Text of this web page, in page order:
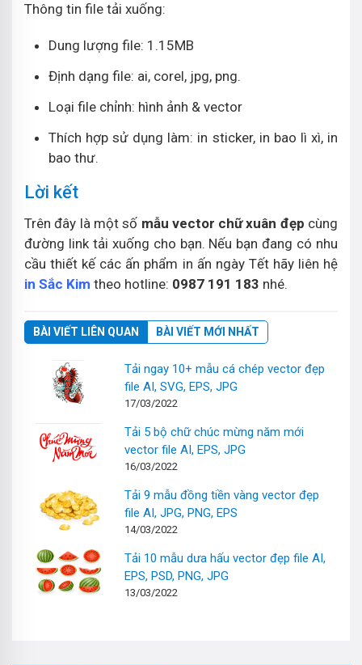
Thông tin file tải xuống:
Dung lượng file: 1.15MB
Định dạng file: ai, corel, jpg, png.
Loại file chỉnh: hình ảnh & vector
Thích hợp sử dụng làm: in sticker, in bao lì xì, in
bao thư.
Lời kết
Trên đây là một số mẫu vector chữ xuân đẹp cùng
đường link tải xuống cho bạn. Nếu bạn đang có nhu
cầu thiết kế các ấn phẩm in ấn ngày Tết hãy liên hệ
in Sắc Kim theo hotline: 0987 191 183 nhé.
BÀI VIẾT LIÊN QUAN BÀI VIẾT MỚI NHẤT
Tải ngay 10+ mẫu cá chép vector đẹp
file AI, SVG, EPS, JPG
17/03/2022
Tải 5 bộ chữ chúc mừng năm mới
vector file AI, EPS, JPG
16/03/2022
Tải 9 mẫu đồng tiền vàng vector đẹp
file AI, JPG, PNG, EPS
14/03/2022
Tải 10 mẫu dưa hấu vector đẹp file AI,
EPS, PSD, PNG, JPG
13/03/2022